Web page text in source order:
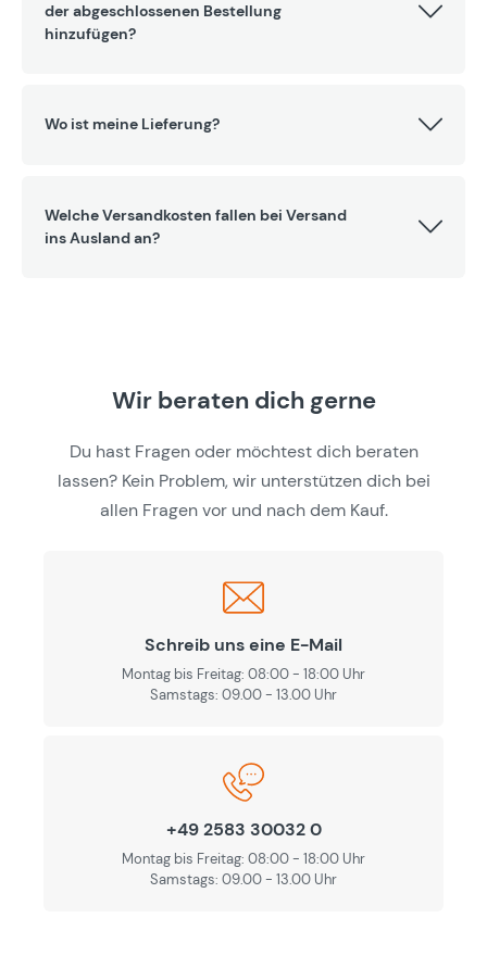
der abgeschlossenen Bestellung
hinzufügen?
Wo ist meine Lieferung?
Welche Versandkosten fallen bei Versand
ins Ausland an?
Wir beraten dich gerne
Du hast Fragen oder möchtest dich beraten
lassen? Kein Problem, wir unterstützen dich bei
allen Fragen vor und nach dem Kauf.
Schreib uns eine E-Mail
Montag bis Freitag: 08:00 - 18:00 Uhr
Samstags: 09.00 - 13.00 Uhr
+49 2583 30032 0
Montag bis Freitag: 08:00 - 18:00 Uhr
Samstags: 09.00 - 13.00 Uhr